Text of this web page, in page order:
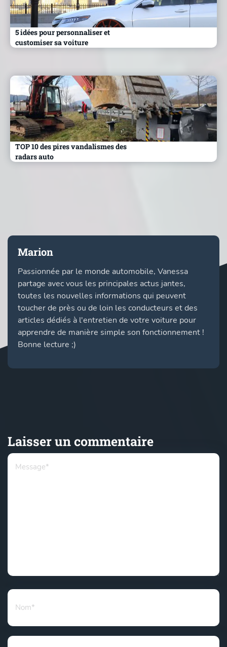
5 idées pour personnaliser et
customiser sa voiture
TOP 10 des pires vandalismes des
radars auto
Marion
Passionnée par le monde automobile, Vanessa
partage avec vous les principales actus jantes,
toutes les nouvelles informations qui peuvent
toucher de près ou de loin les conducteurs et des
articles dédiés à l'entretien de votre voiture pour
apprendre de manière simple son fonctionnement !
Bonne lecture ;)
Laisser un commentaire